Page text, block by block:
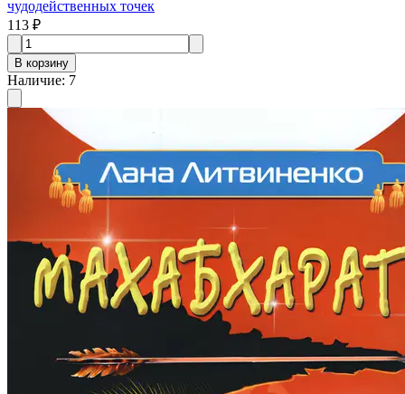
чудодейственных точек
113 ₽
В корзину
Наличие: 7